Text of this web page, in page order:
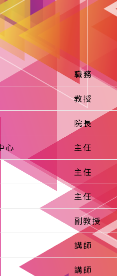
職務
教授
院長
心 主任
主任
主任
副教授
講師
講師